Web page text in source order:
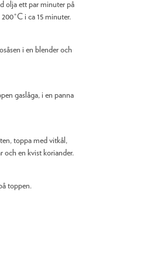
olja ett par minuter på
i ca 15 minuter.
i en blender och
gaslåga, i en panna
toppa med vitkål,
och en kvist koriander.
toppen.